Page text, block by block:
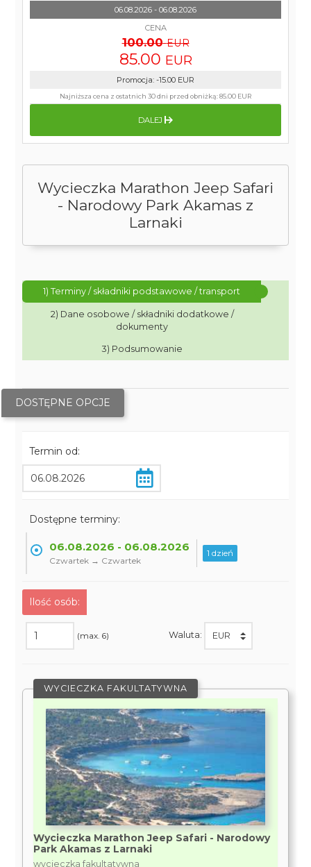
Wycieczka Marathon Jeep Safari
- Narodowy Park Akamas z
Larnaki
1) Terminy / składniki podstawowe / transport
2) Dane osobowe / składniki dodatkowe /
dokumenty
3) Podsumowanie
DOSTĘPNE OPCJE
Termin od:
Dostępne terminy:
06.08.2026 - 06.08.2026
Czwartek → Czwartek
1 dzień
Ilość osób:
(max. 6) Waluta:
WYCIECZKA FAKULTATYWNA
Wycieczka Marathon Jeep Safari - Narodowy
Park Akamas z Larnaki
wycieczka fakultatywna
06.08.2026 - 06.08.2026
CENA
100.00 EUR
85.00 EUR
Promocja: -15.00 EUR
Najniższa cena z ostatnich 30 dni przed obniżką:85.00 EUR
DALEJ